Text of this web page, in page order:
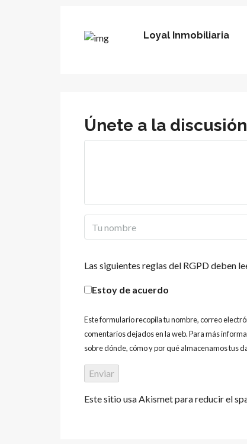
Loyal Inmobiliaria
Únete a la discusión
Las siguientes reglas del RGPD deben
Estoy de acuerdo
Este formulario recopila tu nombre, correo
comentarios dejados en la web. Para más
sobre dónde, cómo y por qué almacenamos tus
Este sitio usa Akismet para reducir el